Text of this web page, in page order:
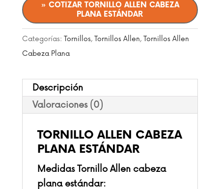
» COTIZAR TORNILLO ALLEN CABEZA
PLANA ESTÁNDAR
Categorías: Tornillos, Tornillos Allen, Tornillos Allen
Cabeza Plana
Descripción
Valoraciones (0)
TORNILLO ALLEN CABEZA
PLANA ESTÁNDAR
Medidas Tornillo Allen cabeza
plana estándar: